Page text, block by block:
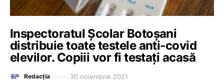
Inspectoratul Şcolar Botoşani
distribuie toate testele anti-covid
elevilor. Copiii vor fi testaţi acasă
Redacția 30 noiembrie 2021